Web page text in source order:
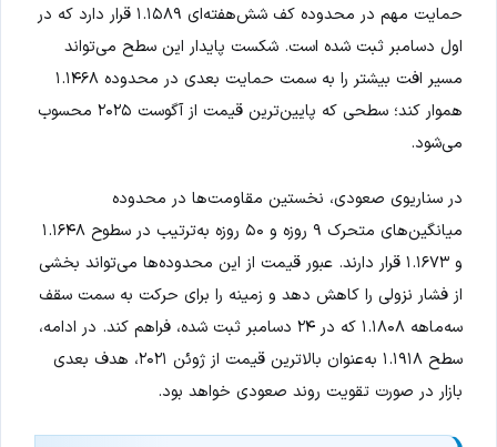
حمایت مهم در محدوده کف شش‌هفته‌ای ۱.۱۵۸۹ قرار دارد که در
اول دسامبر ثبت شده است. شکست پایدار این سطح می‌تواند
مسیر افت بیشتر را به سمت حمایت بعدی در محدوده ۱.۱۴۶۸
هموار کند؛ سطحی که پایین‌ترین قیمت از آگوست ۲۰۲۵ محسوب
می‌شود.
در سناریوی صعودی، نخستین مقاومت‌ها در محدوده
میانگین‌های متحرک ۹ روزه و ۵۰ روزه به‌ترتیب در سطوح ۱.۱۶۴۸
و ۱.۱۶۷۳ قرار دارند. عبور قیمت از این محدوده‌ها می‌تواند بخشی
از فشار نزولی را کاهش دهد و زمینه را برای حرکت به سمت سقف
سه‌ماهه ۱.۱۸۰۸ که در ۲۴ دسامبر ثبت شده، فراهم کند. در ادامه،
سطح ۱.۱۹۱۸ به‌عنوان بالاترین قیمت از ژوئن ۲۰۲۱، هدف بعدی
بازار در صورت تقویت روند صعودی خواهد بود.